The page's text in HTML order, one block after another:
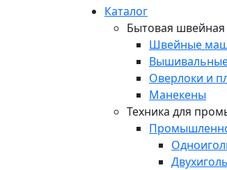
Каталог
Бытовая швейная
Швейные
Оверлоки и
Манекены
Техника для